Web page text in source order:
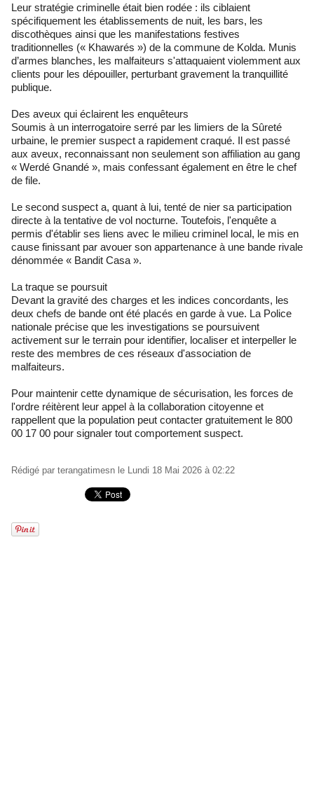
Leur stratégie criminelle était bien rodée : ils ciblaient
spécifiquement les établissements de nuit, les bars, les
discothèques ainsi que les manifestations festives
traditionnelles (« Khawarés ») de la commune de Kolda. Munis
d’armes blanches, les malfaiteurs s'attaquaient violemment aux
clients pour les dépouiller, perturbant gravement la tranquillité
publique.
Des aveux qui éclairent les enquêteurs
Soumis à un interrogatoire serré par les limiers de la Sûreté
urbaine, le premier suspect a rapidement craqué. Il est passé
aux aveux, reconnaissant non seulement son affiliation au gang
« Werdé Gnandé », mais confessant également en être le chef
de file.
Le second suspect a, quant à lui, tenté de nier sa participation
directe à la tentative de vol nocturne. Toutefois, l'enquête a
permis d'établir ses liens avec le milieu criminel local, le mis en
cause finissant par avouer son appartenance à une bande rivale
dénommée « Bandit Casa ».
La traque se poursuit
Devant la gravité des charges et les indices concordants, les
deux chefs de bande ont été placés en garde à vue. La Police
nationale précise que les investigations se poursuivent
activement sur le terrain pour identifier, localiser et interpeller le
reste des membres de ces réseaux d'association de
malfaiteurs.
Pour maintenir cette dynamique de sécurisation, les forces de
l'ordre réitèrent leur appel à la collaboration citoyenne et
rappellent que la population peut contacter gratuitement le 800
00 17 00 pour signaler tout comportement suspect.
Rédigé par terangatimesn le Lundi 18 Mai 2026 à 02:22